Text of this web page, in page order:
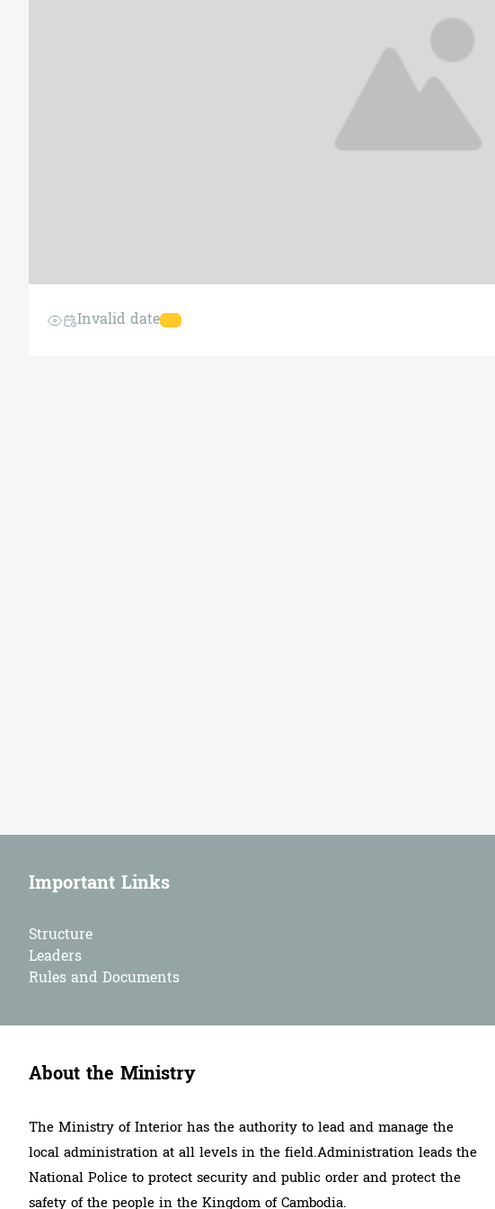
Invalid date
Important Links
Structure
Leaders
Rules and Documents
About the Ministry
The Ministry of Interior has the authority to lead and manage the
local administration at all levels in the field.Administration leads the
National Police to protect security and public order and protect the
safety of the people in the Kingdom of Cambodia.